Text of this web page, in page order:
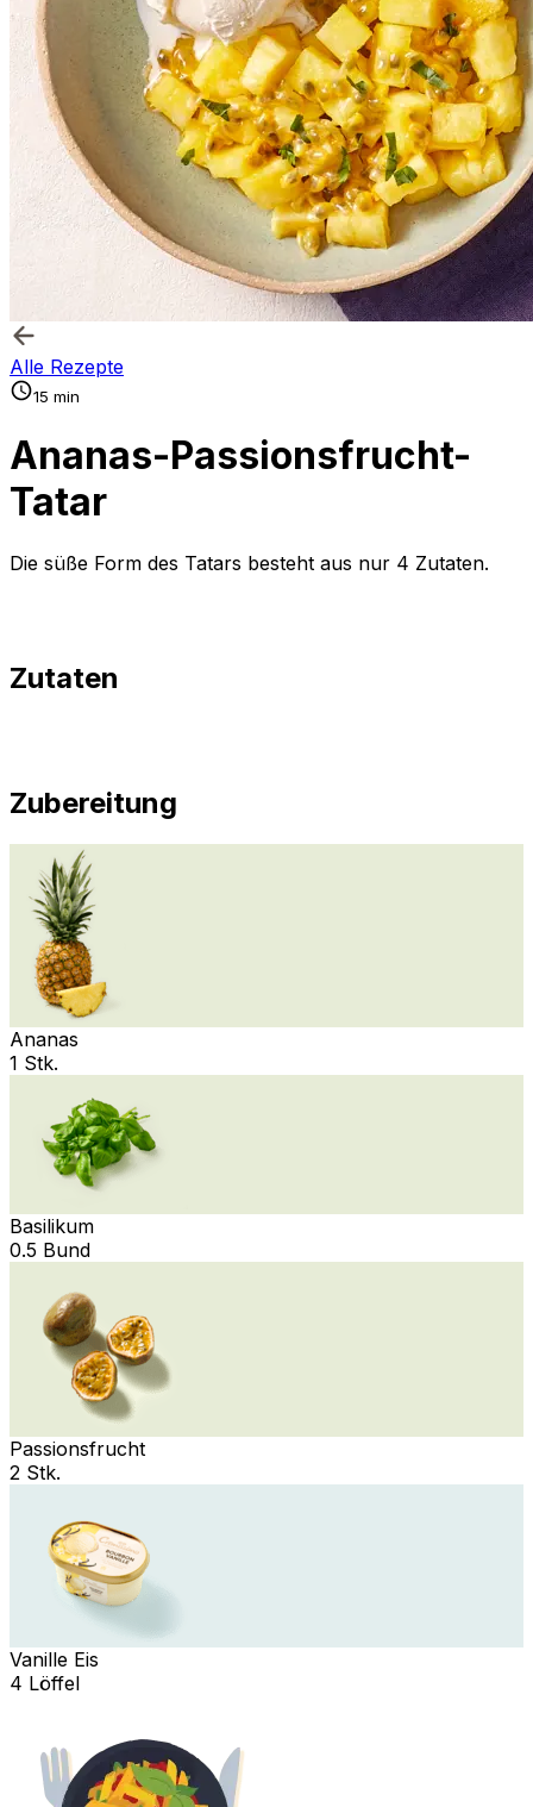
Alle Rezepte
15 min
Ananas-Passionsfrucht-
Tatar
Die süße Form des Tatars besteht aus nur 4 Zutaten.
Zutaten
Zubereitung
Ananas
1 Stk.
Basilikum
0.5 Bund
Passionsfrucht
2 Stk.
Vanille Eis
4 Löffel